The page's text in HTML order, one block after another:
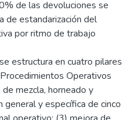
de las devoluciones se
de estandarización del
por ritmo de trabajo
estructura en cuatro pilares
Operativos
mezcla, horneado y
general y específica de cinco